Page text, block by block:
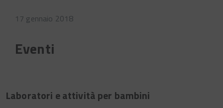
17 gennaio 2018
Eventi
Laboratori e attività per bambini